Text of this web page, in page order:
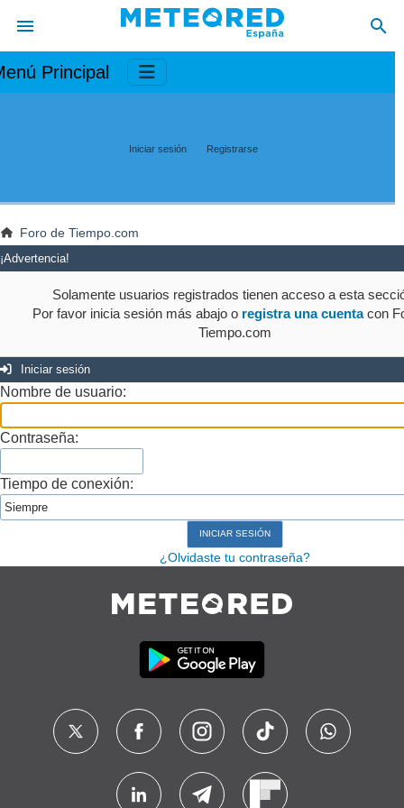
Principal
Iniciar sesión Registrarse
Foro de Tiempo.com
¡Advertencia!
Solamente usuarios registrados tienen acceso a esta
Por favor inicia sesión más abajo o registra una cuentacon
Tiempo.com
Iniciar sesión
Nombre de usuario:
Contraseña:
Tiempo de conexión:
¿Olvidaste tu contraseña?